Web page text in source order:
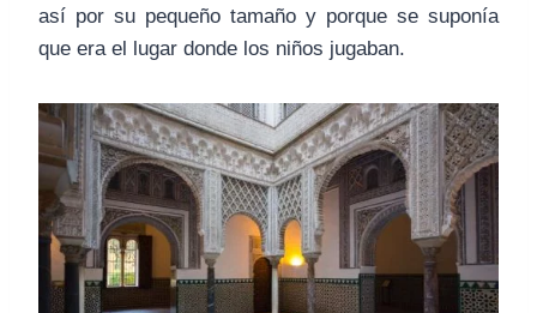
así por su pequeño tamaño y porque se suponía
que era el lugar donde los niños jugaban.